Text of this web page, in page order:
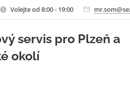
Volejte od 8:00 - 19:00
servis pro Plzeň a
okolí